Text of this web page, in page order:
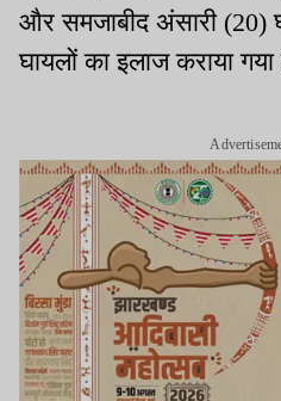
और समजाबीद अंसारी (20)
घायलों का इलाज कराया